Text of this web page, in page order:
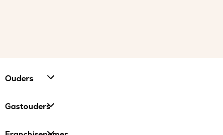
Ouders
Gastouders